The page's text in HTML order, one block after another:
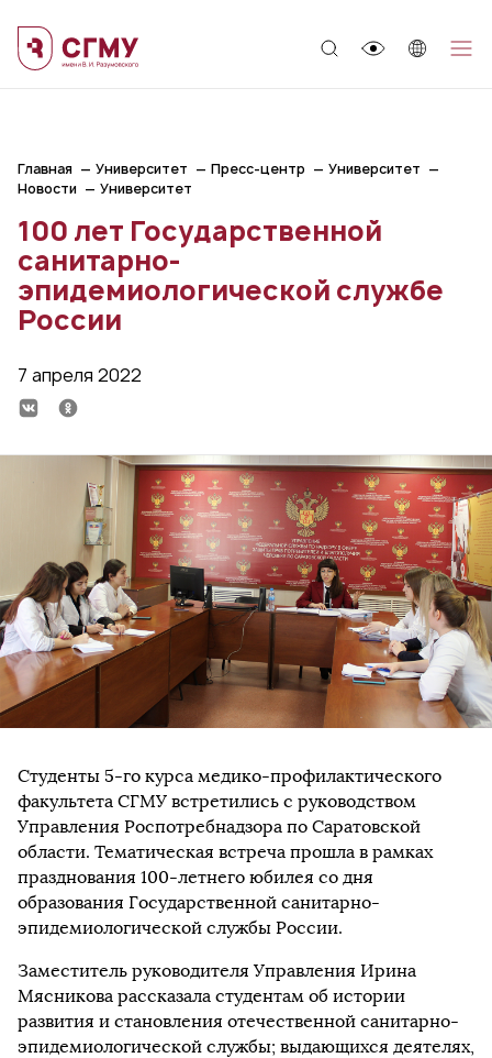
Главная Университет Пресс-центр
Университет
Новости
Университет
100 лет Государственной
санитарно-
эпидемиологической службе
России
7 апреля 2022
Студенты 5-го курса медико-профилактического
факультета СГМУ встретились с руководством
Управления Роспотребнадзора по Саратовской
области. Тематическая встреча прошла в рамках
празднования 100-летнего юбилея со дня
образования Государственной санитарно-
эпидемиологической службы России.
Заместитель руководителя Управления Ирина
Мясникова рассказала студентам об истории
развития и становления отечественной санитарно-
эпидемиологической службы; выдающихся деятелях,